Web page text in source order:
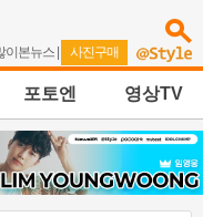
이본뉴스 | 사진구매
포토엔 영상TV